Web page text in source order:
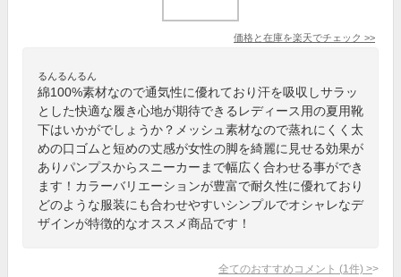
価格と在庫を楽天でチェック >>
るんるんるん
綿100%素材なので通気性に優れており汗を吸収しサラッ
とした快適な履き心地が期待できるレディース用の夏用靴
下はいかがでしょうか？メッシュ素材なので蒸れにくく太
めの口ゴムと短めの丈感が女性の脚を綺麗に見せる効果が
ありパンプスからスニーカーまで幅広く合わせる事ができ
ます！カラーバリエーションが豊富で耐久性に優れており
どのような服装にも合わせやすいシンプルでオシャレなデ
ザインが特徴的なオススメ商品です！
全てのおすすめコメント (1 件) >